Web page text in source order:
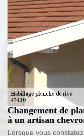
Changement de
à un artisan
Lorsque vous